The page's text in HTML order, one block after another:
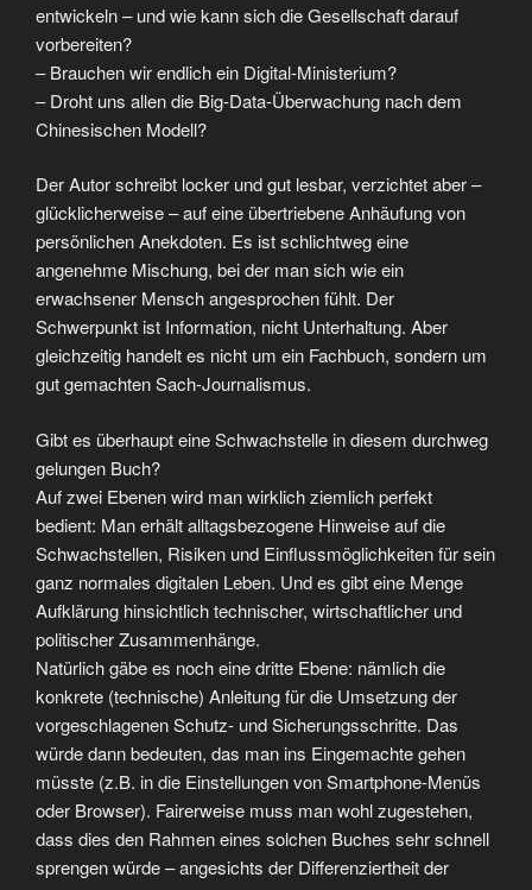
entwickeln – und wie kann sich die Gesellschaft darauf
vorbereiten?
– Brauchen wir endlich ein Digital-Ministerium?
– Droht uns allen die Big-Data-Überwachung nach dem
Chinesischen Modell?
Der Autor schreibt locker und gut lesbar, verzichtet aber –
glücklicherweise – auf eine übertriebene Anhäufung von
persönlichen Anekdoten. Es ist schlichtweg eine
angenehme Mischung, bei der man sich wie ein
erwachsener Mensch angesprochen fühlt. Der
Schwerpunkt ist Information, nicht Unterhaltung. Aber
gleichzeitig handelt es nicht um ein Fachbuch, sondern um
gut gemachten Sach-Journalismus.
Gibt es überhaupt eine Schwachstelle in diesem durchweg
gelungen Buch?
Auf zwei Ebenen wird man wirklich ziemlich perfekt
bedient: Man erhält alltagsbezogene Hinweise auf die
Schwachstellen, Risiken und Einflussmöglichkeiten für sein
ganz normales digitalen Leben. Und es gibt eine Menge
Aufklärung hinsichtlich technischer, wirtschaftlicher und
politischer Zusammenhänge.
Natürlich gäbe es noch eine dritte Ebene: nämlich die
konkrete (technische) Anleitung für die Umsetzung der
vorgeschlagenen Schutz- und Sicherungsschritte. Das
würde dann bedeuten, das man ins Eingemachte gehen
müsste (z.B. in die Einstellungen von Smartphone-Menüs
oder Browser). Fairerweise muss man wohl zugestehen,
dass dies den Rahmen eines solchen Buches sehr schnell
sprengen würde – angesichts der Differenziertheit der